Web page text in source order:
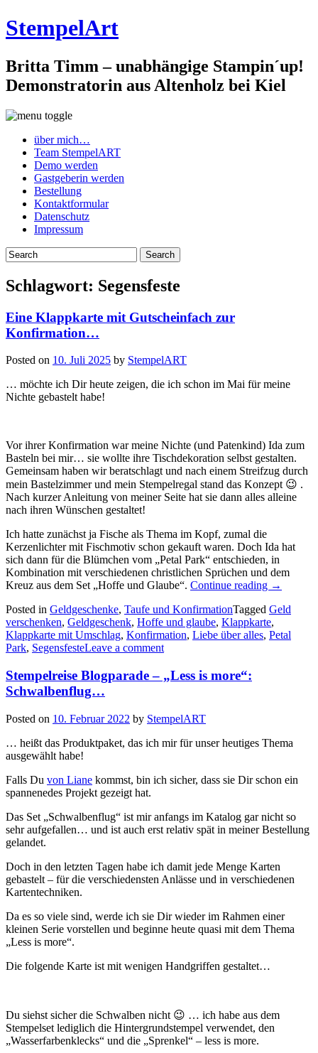
StempelArt
Britta Timm – unabhängige Stampin´up!
Demonstratorin aus Altenholz bei Kiel
über mich…
Team StempelART
Demo werden
Gastgeberin werden
Bestellung
Kontaktformular
Datenschutz
Impressum
Schlagwort: Segensfeste
Eine Klappkarte mit Gutscheinfach zur
Konfirmation…
Posted on 10. Juli 2025 by StempelART
… möchte ich Dir heute zeigen, die ich schon im Mai für meine
Nichte gebastelt habe!
Vor ihrer Konfirmation war meine Nichte (und Patenkind) Ida zum
Basteln bei mir… sie wollte ihre Tischdekoration selbst gestalten.
Gemeinsam haben wir beratschlagt und nach einem Streifzug durch
mein Bastelzimmer und mein Stempelregal stand das Konzept 😉 .
Nach kurzer Anleitung von meiner Seite hat sie dann alles alleine
nach ihren Wünschen gestaltet!
Ich hatte zunächst ja Fische als Thema im Kopf, zumal die
Kerzenlichter mit Fischmotiv schon gekauft waren. Doch Ida hat
sich dann für die Blümchen vom „Petal Park“ entschieden, in
Kombination mit verschiedenen christlichen Sprüchen und dem
Kreuz aus dem Set „Hoffe und Glaube“. Continue reading „Eine
mit
zur
→
Posted in Geldgeschenke, Taufe und KonfirmationTagged Geld
verschenken, Geldgeschenk, Hoffe und glaube, Klappkarte,
Klappkarte mit Umschlag, Konfirmation, Liebe über alles, Petal
Park, SegensfesteLeave a comment
Stempelreise Blogparade – „Less is more“:
Schwalbenflug…
Posted on 10. Februar 2022 by StempelART
… heißt das Produktpaket, das ich mir für unser heutiges Thema
ausgewählt habe!
Falls Du von Liane kommst, bin ich sicher, dass sie Dir schon ein
spannenedes Projekt gezeigt hat.
Das Set „Schwalbenflug“ ist mir anfangs im Katalog gar nicht so
sehr aufgefallen… und ist auch erst relativ spät in meiner Bestellung
gelandet.
Doch in den letzten Tagen habe ich damit jede Menge Karten
gebastelt – für die verschiedensten Anlässe und in verschiedenen
Kartentechniken.
Da es so viele sind, werde ich sie Dir wieder im Rahmen einer
kleinen Serie vorstellen und beginne heute quasi mit dem Thema
„Less is more“.
Die folgende Karte ist mit wenigen Handgriffen gestaltet…
Du siehst sicher die Schwalben nicht 😉 … ich habe aus dem
Stempelset lediglich die Hintergrundstempel verwendet, den
„Wasserfarbenklecks“ und die „Sprenkel“ – less is more.